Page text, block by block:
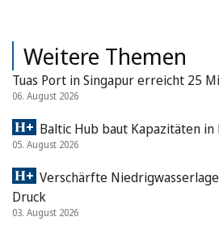
Weitere Themen
Tuas Port in Singapur erreicht 25
06. August 2026
Baltic Hub baut Kapazitäten in
05. August 2026
Verschärfte
Druck
03. August 2026